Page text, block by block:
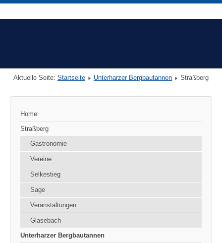
Aktuelle Seite: Startseite Unterharzer Bergbautannen Straßberg
Home
Straßberg
Gastronomie
Vereine
Selkestieg
Sage
Veranstaltungen
Glasebach
Unterharzer Bergbautannen